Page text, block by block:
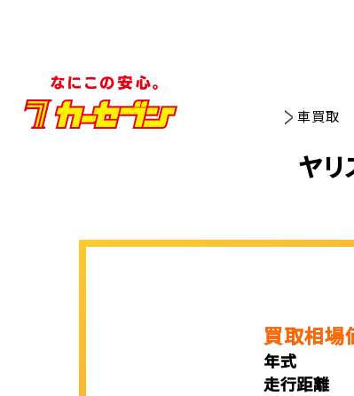
車買取
ヤ
買取相場
年式
走行距離